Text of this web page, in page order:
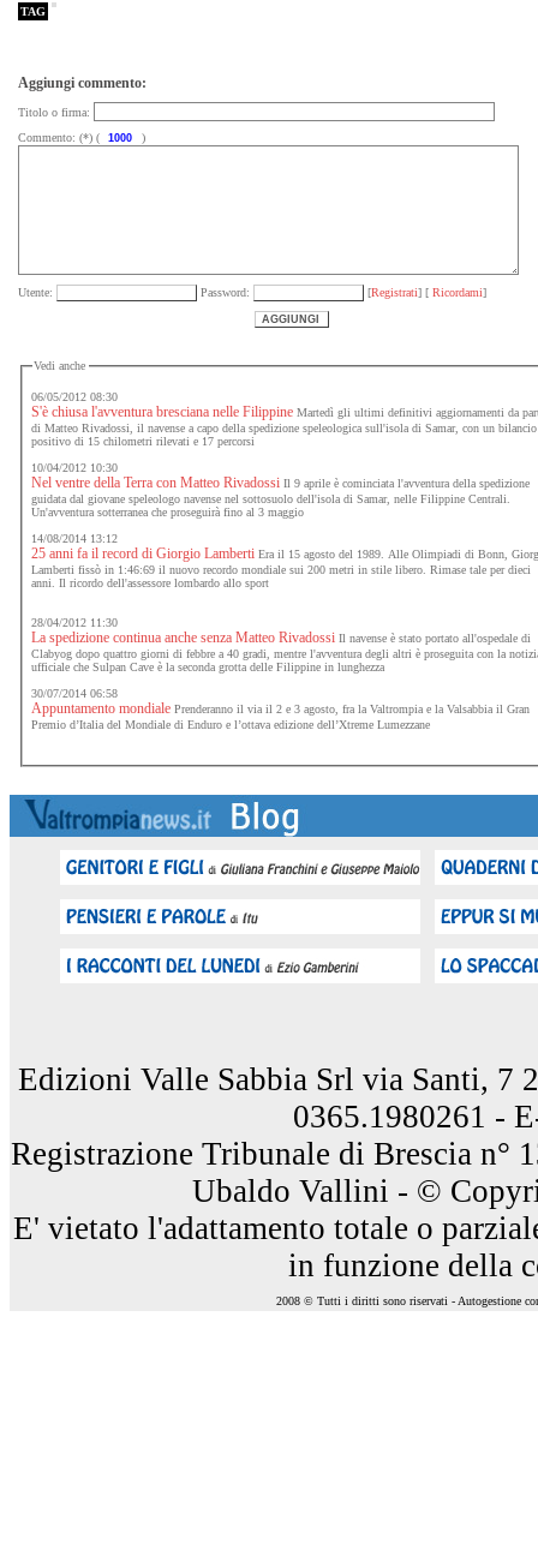
TAG
Aggiungi commento:
Titolo o firma:
Commento: (*) (
)
Utente: Password: [Registrati] [ Ricordami]
Vedi anche
06/05/2012 08:30
S'è chiusa l'avventura bresciana nelle Filippine Martedì gli ultimi definitivi aggiornamenti da
di Matteo Rivadossi, il navense a capo della spedizione speleologica sull'isola di Samar, con un bilancio
positivo di 15 chilometri rilevati e 17 percorsi
10/04/2012 10:30
Nel ventre della Terra con Matteo Rivadossi Il 9 aprile è cominciata l'avventura della spedizione
guidata dal giovane speleologo navense nel sottosuolo dell'isola di Samar, nelle Filippine Centrali.
Un'avventura sotterranea che proseguirà fino al 3 maggio
14/08/2014 13:12
25 anni fa il record di Giorgio Lamberti Era il 15 agosto del 1989. Alle Olimpiadi di Bonn,
Lamberti fissò in 1:46:69 il nuovo recordo mondiale sui 200 metri in stile libero. Rimase tale per dieci
anni. Il ricordo dell'assessore lombardo allo sport
28/04/2012 11:30
La spedizione continua anche senza Matteo Rivadossi Il navense è stato portato all'ospedale di
Clabyog dopo quattro giorni di febbre a 40 gradi, mentre l'avventura degli altri è proseguita con la
ufficiale che Sulpan Cave è la seconda grotta delle Filippine in lunghezza
30/07/2014 06:58
Appuntamento mondiale Prenderanno il via il 2 e 3 agosto, fra la Valtrompia e la Valsabbia il Gran
Premio d’Italia del Mondiale di Enduro e l’ottava edizione dell’Xtreme Lumezzane
Edizioni Valle Sabbia Srl via Santi, 7
0365.1980261 -
Registrazione Tribunale di Brescia n°
Ubaldo Vallini - ©
E' vietato l'adattamento totale o
in funzione della
2008 © Tutti i diritti sono riservati - Autogestione